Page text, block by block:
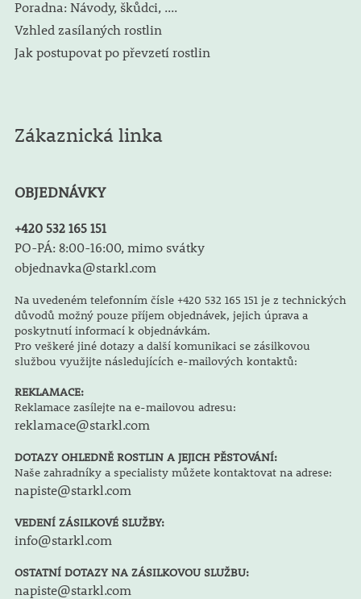
Poradna: Návody, škůdci, ....
Vzhled zasílaných rostlin
Jak postupovat po převzetí rostlin
Zákaznická linka
OBJEDNÁVKY
+420 532 165 151
PO-PÁ: 8:00-16:00, mimo svátky
objednavka@starkl.com
Na uvedeném telefonním čísle +420 532 165 151 je z technických
důvodů možný pouze příjem objednávek, jejich úprava a
poskytnutí informací k objednávkám.
Pro veškeré jiné dotazy a další komunikaci se zásilkovou
službou využijte následujících e-mailových kontaktů:
REKLAMACE:
Reklamace zasílejte na e-mailovou adresu:
reklamace@starkl.com
DOTAZY OHLEDNĚ ROSTLIN A JEJICH PĚSTOVÁNÍ:
Naše zahradníky a specialisty můžete kontaktovat na adrese:
napiste@starkl.com
VEDENÍ ZÁSILKOVÉ SLUŽBY:
info@starkl.com
OSTATNÍ DOTAZY NA ZÁSILKOVOU SLUŽBU:
napiste@starkl.com